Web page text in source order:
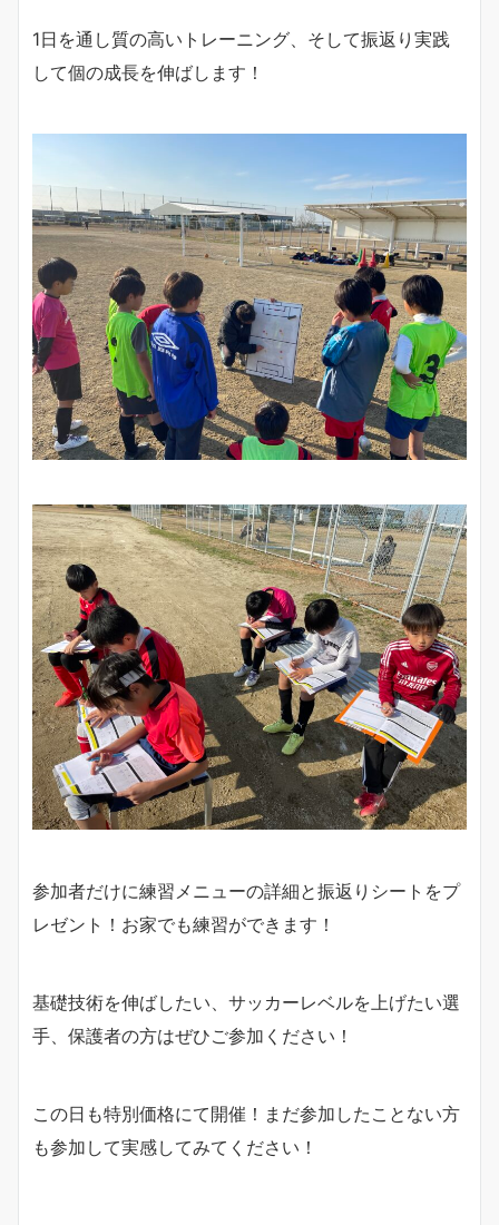
1日を通し質の高いトレーニング、そして振返り実践
して個の成長を伸ばします！
参加者だけに練習メニューの詳細と振返りシートをプ
レゼント！お家でも練習ができます！
基礎技術を伸ばしたい、サッカーレベルを上げたい選
手、保護者の方はぜひご参加ください！
この日も特別価格にて開催！まだ参加したことない方
も参加して実感してみてください！